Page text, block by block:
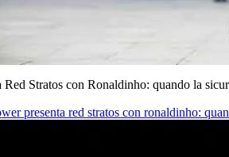
Red Stratos con Ronaldinho: quando la
presenta red stratos con ronaldinho: